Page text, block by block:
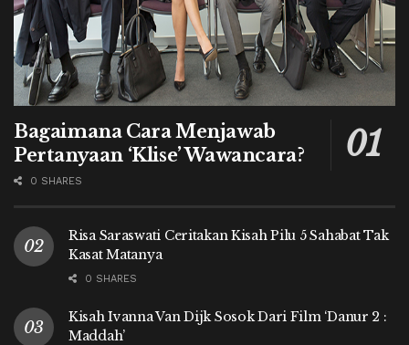
Bagaimana Cara Menjawab
Pertanyaan ‘Klise’ Wawancara?
0 SHARES
Risa Saraswati Ceritakan Kisah Pilu 5 Sahabat Tak
Kasat Matanya
0 SHARES
Kisah Ivanna Van Dijk Sosok Dari Film ‘Danur 2 :
Maddah’